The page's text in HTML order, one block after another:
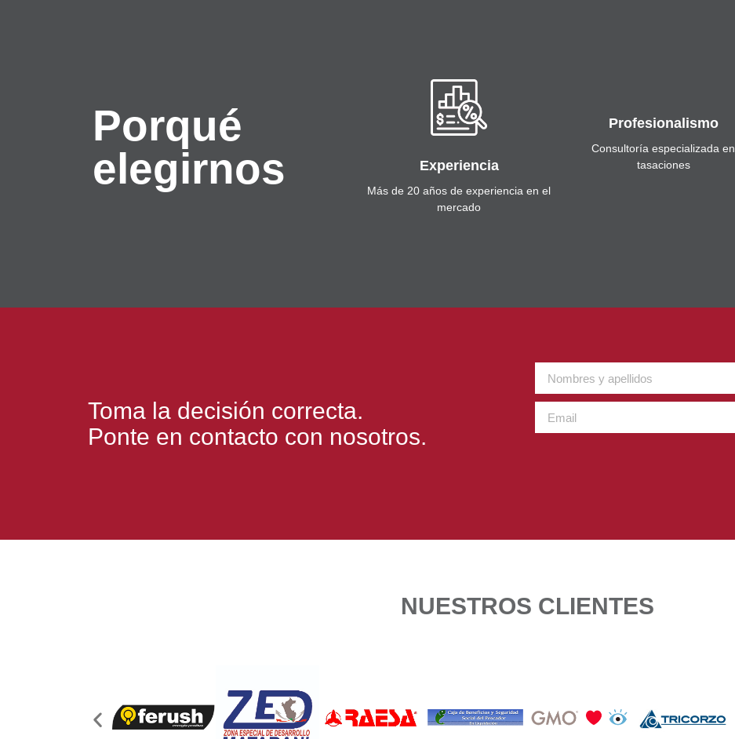
Porqué
elegirnos
Experiencia
Más de 20 años de experiencia en el
mercado
Profesionalismo
Consultoría especializada en
tasaciones
Toma la decisión correcta.
Ponte en contacto con nosotros.
NUESTROS CLIENTES